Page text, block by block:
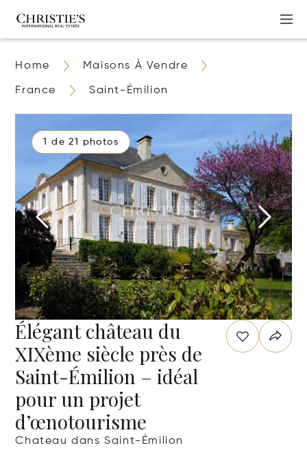
Home Maisons À Vendre
France Saint-Émilion
1 de 21 photos
Élégant château du
XIXème siècle près de
Saint-Émilion – idéal
pour un projet
d’œnotourisme
Chateau dans Saint-Émilion